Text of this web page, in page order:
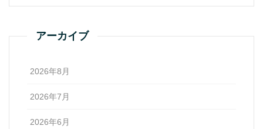
アーカイブ
2026年8月
2026年7月
2026年6月